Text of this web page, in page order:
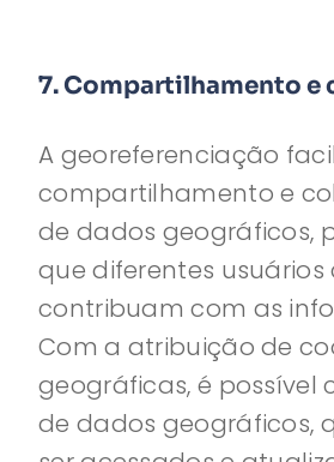
7. Compartilhamento e
A georeferenciação
compartilhamento e
de dados geográficos,
que diferentes usuários
contribuam com as
Com a atribuição de
geográficas, é possível
de dados geográficos,